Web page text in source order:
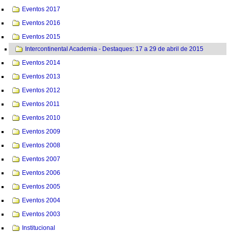
Eventos 2017
Eventos 2016
Eventos 2015
Intercontinental Academia - Destaques: 17 a 29 de abril de 2015
Eventos 2014
Eventos 2013
Eventos 2012
Eventos 2011
Eventos 2010
Eventos 2009
Eventos 2008
Eventos 2007
Eventos 2006
Eventos 2005
Eventos 2004
Eventos 2003
Institucional